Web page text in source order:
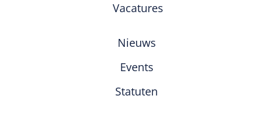
Vacatures
Nieuws
Events
Statuten